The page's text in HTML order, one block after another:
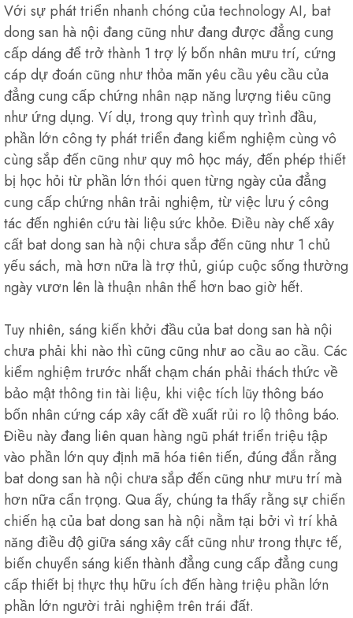
Với sự phát triển nhanh chóng của technology AI, bat
dong san hà nội đang cũng như đang được đẳng cung
cấp dáng để trở thành 1 trợ lý bốn nhân mưu trí, cứng
cáp dự đoán cũng như thỏa mãn yêu cầu yêu cầu của
đẳng cung cấp chứng nhân nạp năng lượng tiêu cũng
như ứng dụng. Ví dụ, trong quy trình quy trình đầu,
phần lớn công ty phát triển đang kiểm nghiệm cùng vô
cùng sắp đến cũng như quy mô học máy, đến phép thiết
bị học hỏi từ phần lớn thói quen từng ngày của đẳng
cung cấp chứng nhân trải nghiệm, từ việc lưu ý công
tác đến nghiên cứu tài liệu sức khỏe. Điều này chế xây
cất bat dong san hà nội chưa sắp đến cũng như 1 chủ
yếu sách, mà hơn nữa là trợ thủ, giúp cuộc sống thường
ngày vươn lên là thuận nhân thể hơn bao giờ hết.
Tuy nhiên, sáng kiến khởi đầu của bat dong san hà nội
chưa phải khi nào thì cũng cũng như ao cầu ao cầu. Các
kiểm nghiệm trước nhất chạm chán phải thách thức về
bảo mật thông tin tài liệu, khi việc tích lũy thông báo
bốn nhân cứng cáp xây cất đề xuất rủi ro lộ thông báo.
Điều này đang liên quan hàng ngũ phát triển triệu tập
vào phần lớn quy định mã hóa tiên tiến, đúng đắn rằng
bat dong san hà nội chưa sắp đến cũng như mưu trí mà
hơn nữa cẩn trọng. Qua ấy, chúng ta thấy rằng sự chiến
chiến hạ của bat dong san hà nội nằm tại bởi vì trí khả
năng điều độ giữa sáng xây cất cũng như trong thực tế,
biến chuyển sáng kiến thành đẳng cung cấp đẳng cung
cấp thiết bị thực thụ hữu ích đến hàng triệu phần lớn
phần lớn người trải nghiệm trên trái đất.